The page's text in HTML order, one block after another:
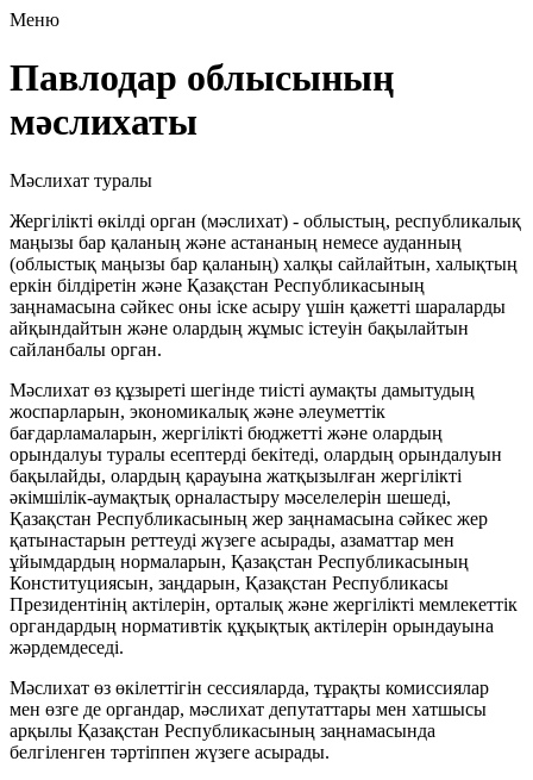
Меню
Павлодар облысының
мәслихаты
Мәслихат туралы
Жергілікті өкілді орган (мәслихат) - облыстың, республикалық
маңызы бар қаланың және астананың немесе ауданның
(облыстық маңызы бар қаланың) халқы сайлайтын, халықтың
еркін білдіретін және Қазақстан Республикасының
заңнамасына сәйкес оны іске асыру үшін қажетті шараларды
айқындайтын және олардың жұмыс істеуін бақылайтын
сайланбалы орган.
Мәслихат өз құзыреті шегінде тиісті аумақты дамытудың
жоспарларын, экономикалық және әлеуметтік
бағдарламаларын, жергілікті бюджетті және олардың
орындалуы туралы есептерді бекітеді, олардың орындалуын
бақылайды, олардың қарауына жатқызылған жергілікті
әкімшілік-аумақтық орналастыру мәселелерін шешеді,
Қазақстан Республикасының жер заңнамасына сәйкес жер
қатынастарын реттеуді жүзеге асырады, азаматтар мен
ұйымдардың нормаларын, Қазақстан Республикасының
Конституциясын, заңдарын, Қазақстан Республикасы
Президентінің актілерін, орталық және жергілікті мемлекеттік
органдардың нормативтік құқықтық актілерін орындауына
жәрдемдеседі.
Мәслихат өз өкілеттігін сессияларда, тұрақты комиссиялар
мен өзге де органдар, мәслихат депутаттары мен хатшысы
арқылы Қазақстан Республикасының заңнамасында
белгіленген тәртіппен жүзеге асырады.